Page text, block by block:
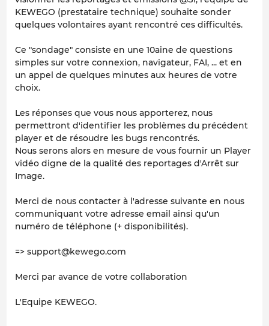
KEWEGO (prestataire technique) souhaite sonder
quelques volontaires ayant rencontré ces difficultés.
Ce "sondage" consiste en une 10aine de questions
simples sur votre connexion, navigateur, FAI, ... et en
un appel de quelques minutes aux heures de votre
choix.
Les réponses que vous nous apporterez, nous
permettront d'identifier les problèmes du précédent
player et de résoudre les bugs rencontrés.
Nous serons alors en mesure de vous fournir un Player
vidéo digne de la qualité des reportages d'Arrêt sur
Image.
Merci de nous contacter à l'adresse suivante en nous
communiquant votre adresse email ainsi qu'un
numéro de téléphone (+ disponibilités).
=> support@kewego.com
Merci par avance de votre collaboration
L'Equipe KEWEGO.